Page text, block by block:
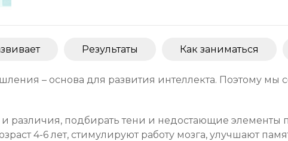
Результаты Как заниматься
– основа для развития интеллекта. Поэтому мы
различия, подбирать тени и недостающие элементы
4-6 лет, стимулируют работу мозга, улучшают